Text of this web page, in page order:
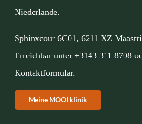
Niederlande.
Sphinxcour 6C01, 6211 XZ
Erreichbar unter +3143 311 8708
Kontaktformular.
Meine MOOI klinik